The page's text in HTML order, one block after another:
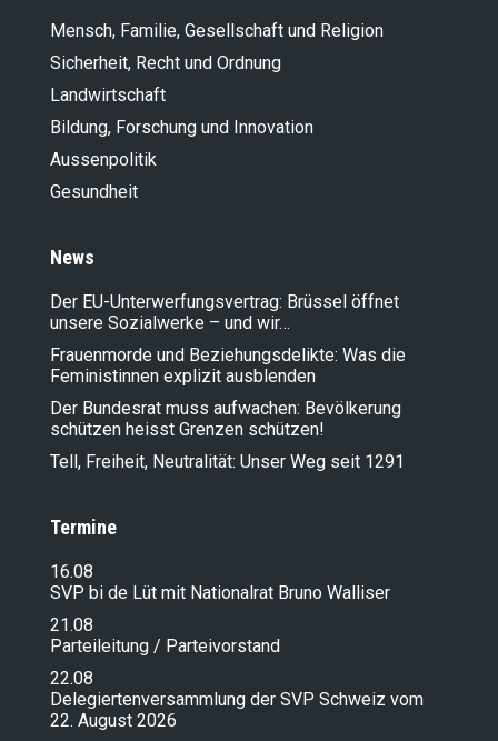
Mensch, Familie, Gesellschaft und Religion
Sicherheit, Recht und Ordnung
Landwirt­schaft
Bildung, Forschung und Innovation
Aussenpolitik
Gesundheit
News
Der EU-Unterwerfungsvertrag: Brüssel öffnet
unsere Sozialwerke – und wir…
Frauenmorde und Beziehungsdelikte: Was die
Feministinnen explizit ausblenden
Der Bundesrat muss aufwachen: Bevölkerung
schützen heisst Grenzen schützen!
Tell, Freiheit, Neutralität: Unser Weg seit 1291
Termine
16.08
SVP bi de Lüt mit Nationalrat Bruno Walliser
21.08
Parteileitung / Parteivorstand
22.08
Delegiertenversammlung der SVP Schweiz vom
22. August 2026